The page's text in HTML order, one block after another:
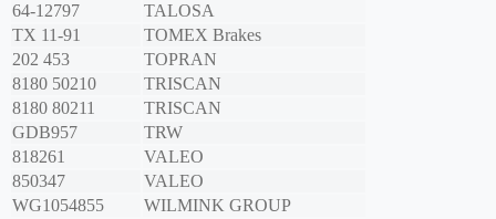
64-12797
TALOSA
TX 11-91
TOMEX Brakes
202 453
TOPRAN
8180 50210
TRISCAN
8180 80211
TRISCAN
GDB957
TRW
818261
VALEO
850347
VALEO
WG1054855
WILMINK GROUP